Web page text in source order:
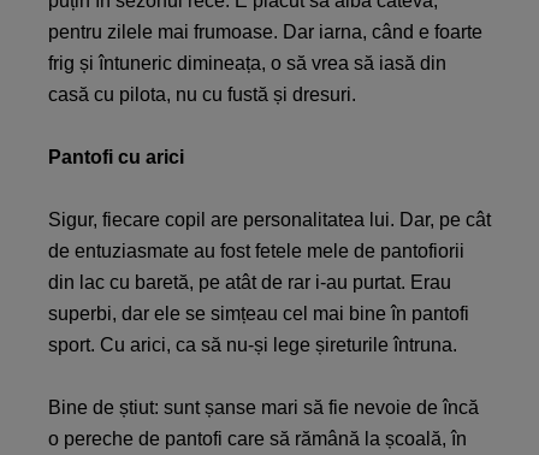
pentru zilele mai frumoase. Dar iarna, când e foarte
frig și întuneric dimineața, o să vrea să iasă din
casă cu pilota, nu cu fustă și dresuri.
Pantofi cu arici
Sigur, fiecare copil are personalitatea lui. Dar, pe cât
de entuziasmate au fost fetele mele de pantofiorii
din lac cu baretă, pe atât de rar i-au purtat. Erau
superbi, dar ele se simțeau cel mai bine în pantofi
sport. Cu arici, ca să nu-și lege șireturile întruna.
Bine de știut: sunt șanse mari să fie nevoie de încă
o pereche de pantofi care să rămână la școală, în